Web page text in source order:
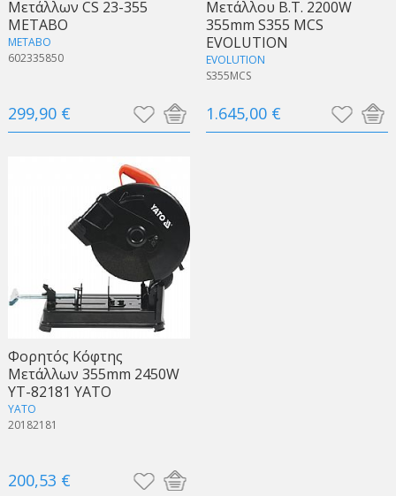
Μετάλλων CS 23-355
METABO
METABO
602335850
299,90 €
Μετάλλου Β.Τ. 2200W
355mm S355 MCS
EVOLUTION
EVOLUTION
S355MCS
1.645,00 €
Φορητός Κόφτης
Μετάλλων 355mm 2450W
YT-82181 YATO
YATO
20182181
200,53 €